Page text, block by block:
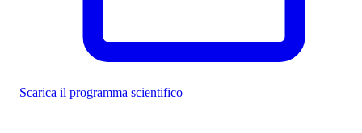
Scarica il programma scientifico